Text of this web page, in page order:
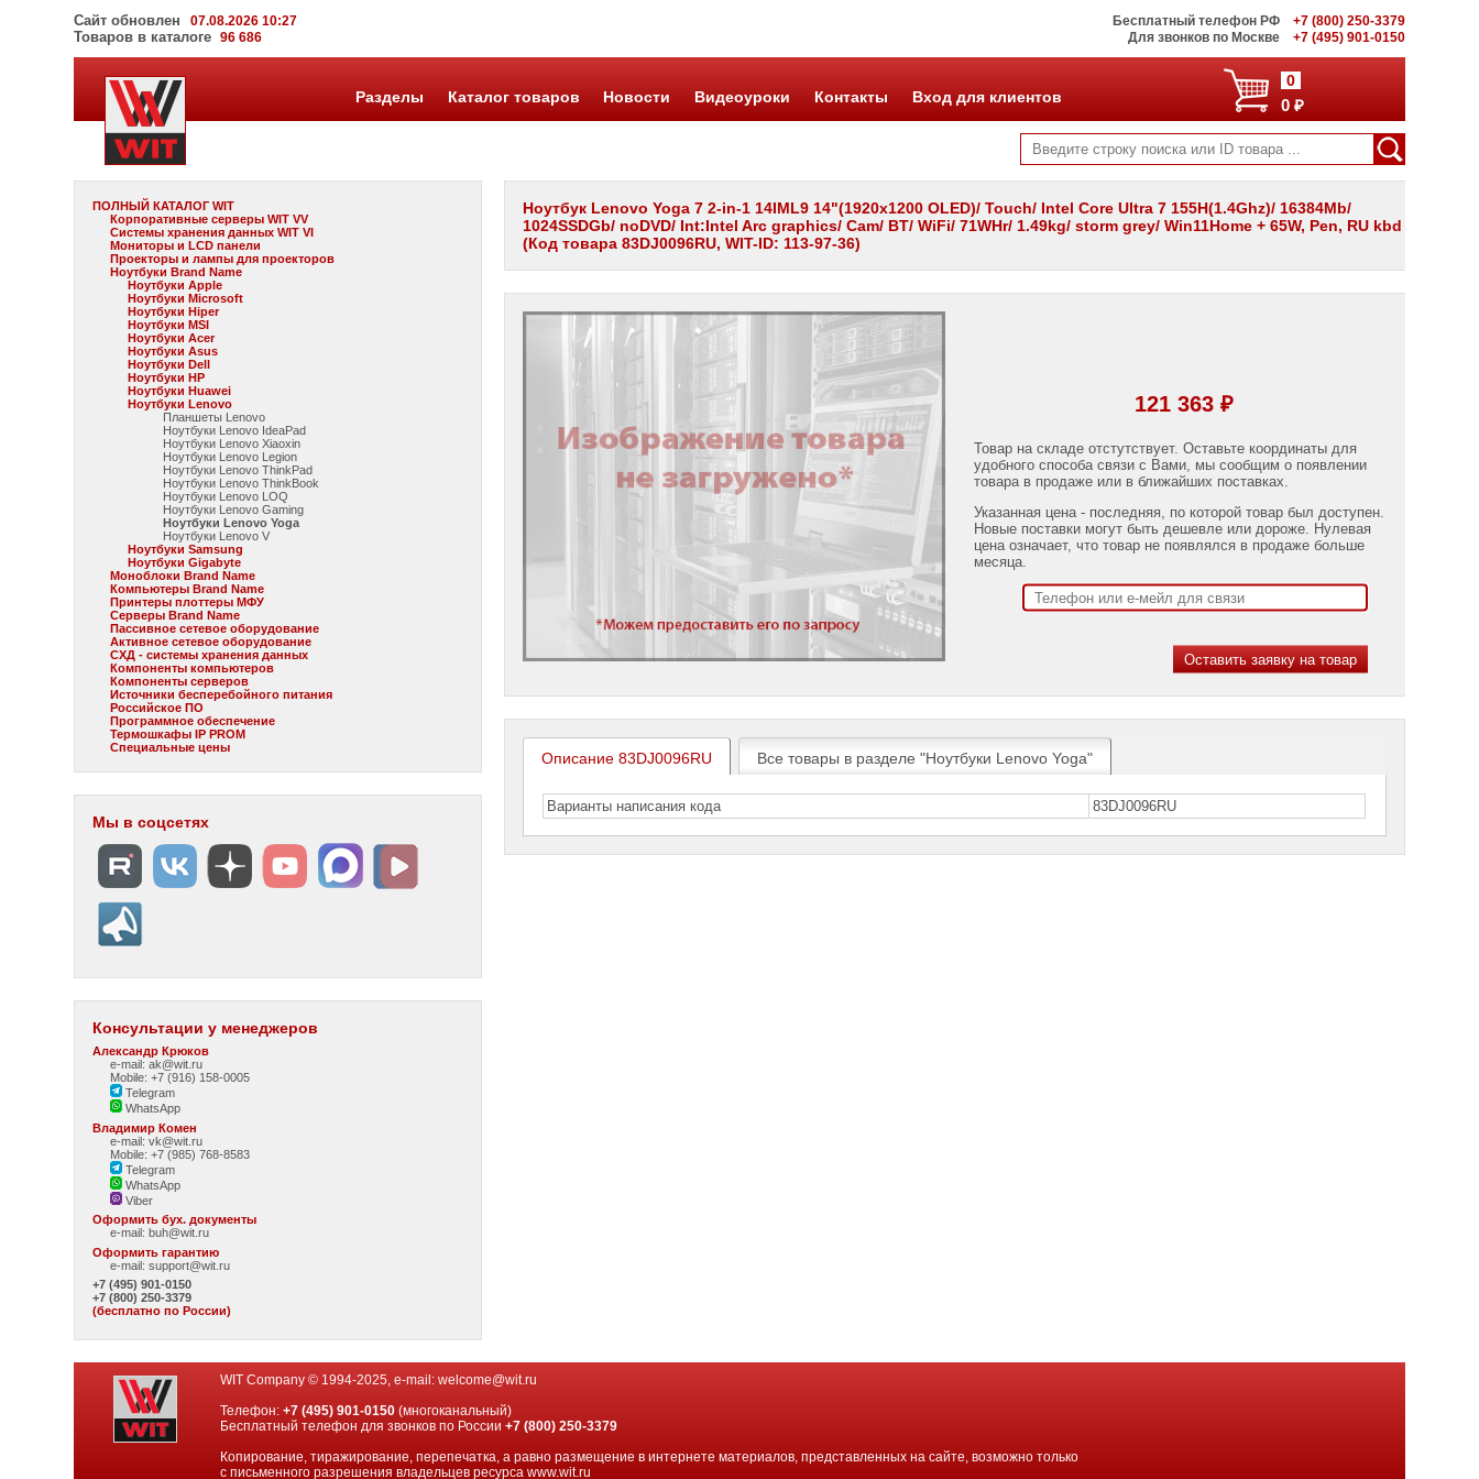
Сайт обновлен 07.08.2026 10:27
Товаров в каталоге96 686
Бесплатный телефон РФ
+7 (800) 250-3379
Для звонков по Москве
+7 (495) 901-0150
0
0 ₽
Разделы Каталог товаров Новости Видеоуроки Контакты Вход для клиентов
ПОЛНЫЙ КАТАЛОГ WIT
Корпоративные серверы WIT VV
Системы хранения данных WIT VI
Мониторы и LCD панели
Проекторы и лампы для проекторов
Ноутбуки Brand Name
Ноутбуки Apple
Ноутбуки Microsoft
Ноутбуки Hiper
Ноутбуки MSI
Ноутбуки Acer
Ноутбуки Asus
Ноутбуки Dell
Ноутбуки HP
Ноутбуки Huawei
Ноутбуки Lenovo
Планшеты Lenovo
Ноутбуки Lenovo IdeaPad
Ноутбуки Lenovo Xiaoxin
Ноутбуки Lenovo Legion
Ноутбуки Lenovo ThinkPad
Ноутбуки Lenovo ThinkBook
Ноутбуки Lenovo LOQ
Ноутбуки Lenovo Gaming
Ноутбуки Lenovo Yoga
Ноутбуки Lenovo V
Ноутбуки Samsung
Ноутбуки Gigabyte
Моноблоки Brand Name
Компьютеры Brand Name
Принтеры плоттеры МФУ
Серверы Brand Name
Пассивное сетевое оборудование
Активное сетевое оборудование
СХД - системы хранения данных
Компоненты компьютеров
Компоненты серверов
Источники бесперебойного питания
Российское ПО
Программное обеспечение
Термошкафы IP PROM
Специальные цены
Мы в соцсетях
Консультации у менеджеров
Александр Крюков
e-mail: ak@wit.ru
Mobile: +7 (916) 158-0005
Telegram
WhatsApp
Владимир Комен
e-mail: vk@wit.ru
Mobile: +7 (985) 768-8583
Telegram
WhatsApp
Viber
Оформить бух. документы
e-mail:buh@wit.ru
Оформить гарантию
e-mail:support@wit.ru
+7 (495) 901-0150
+7 (800) 250-3379
(бесплатно по России)
Ноутбук Lenovo Yoga 7 2-in-1 14IML9 14"(1920x1200 OLED)/ Touch/ Intel Core Ultra 7 155H(1.4Ghz)/ 16384Mb/
1024SSDGb/ noDVD/ Int:Intel Arc graphics/ Cam/ BT/ WiFi/ 71WHr/ 1.49kg/ storm grey/ Win11Home + 65W, Pen, RU kbd
(Код товара 83DJ0096RU, WIT-ID: 113-97-36)
121 363 ₽
Товар на складе отстутствует. Оставьте координаты для
удобного способа связи с Вами, мы сообщим о появлении
товара в продаже или в ближайших поставках.
Указанная цена - последняя, по которой товар был доступен.
Новые поставки могут быть дешевле или дороже. Нулевая
цена означает, что товар не появлялся в продаже больше
месяца.
Описание 83DJ0096RU Все товары в разделе "Ноутбуки Lenovo Yoga"
Варианты написания кода 83DJ0096RU
WIT Company © 1994-2025, e-mail: welcome@wit.ru
Телефон:+7 (495) 901-0150 (многоканальный)
Бесплатный телефон для звонков по России+7 (800) 250-3379
Копирование, тиражирование, перепечатка, а равно размещение в интернете материалов, представленных на сайте, возможно только
с письменного разрешения владельцев ресурса www.wit.ru